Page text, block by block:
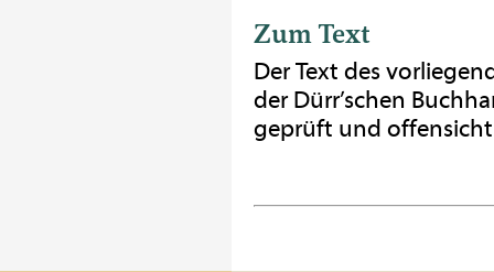
Zum Text
Der Text des
der Dürr’schen
geprüft und